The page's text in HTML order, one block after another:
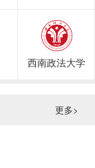
西南政法大学
更多>